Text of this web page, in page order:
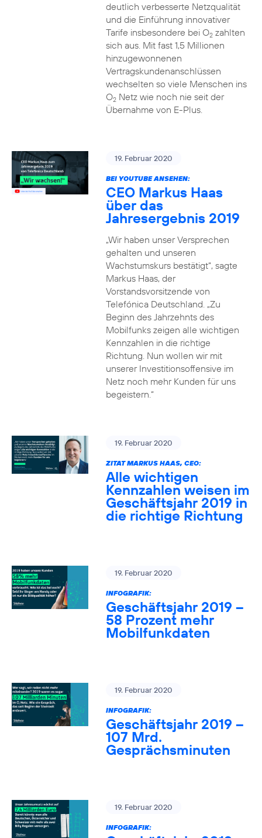
deutlich verbesserte Netzqualität
und die Einführung innovativer
Tarife insbesondere bei O2zahlten
sich aus. Mit fast 1,5 Millionen
hinzugewonnenen
Vertragskundenanschlüssen
wechselten so viele Menschen ins
O2Netz wie noch nie seit der
Übernahme von E-Plus.
19. Februar 2020
BEI YOUTUBE ANSEHEN:
CEO Markus Haas
über das
Jahresergebnis 2019
„Wir haben unser Versprechen
gehalten und unseren
Wachstumskurs bestätigt“, sagte
Markus Haas, der
Vorstandsvorsitzende von
Telefónica Deutschland. „Zu
Beginn des Jahrzehnts des
Mobilfunks zeigen alle wichtigen
Kennzahlen in die richtige
Richtung. Nun wollen wir mit
unserer Investitionsoffensive im
Netz noch mehr Kunden für uns
begeistern.“
19. Februar 2020
ZITAT MARKUS HAAS, CEO:
Alle wichtigen
Kennzahlen weisen im
Geschäftsjahr 2019 in
die richtige Richtung
19. Februar 2020
INFOGRAFIK:
Geschäftsjahr 2019 –
58 Prozent mehr
Mobilfunkdaten
19. Februar 2020
INFOGRAFIK:
Geschäftsjahr 2019 –
107 Mrd.
Gesprächsminuten
19. Februar 2020
INFOGRAFIK: